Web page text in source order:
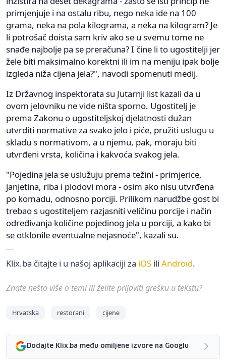
primjenjuje i na ostalu ribu, nego neka ide na 100
grama, neka na pola kilograma, a neka na kilogram? Je
li potrošač doista sam kriv ako se u svemu tome ne
snađe najbolje pa se preračuna? I čine li to ugostitelji jer
žele biti maksimalno korektni ili im na meniju ipak bolje
izgleda niža cijena jela?", navodi spomenuti medij.
Iz Državnog inspektorata su Jutarnji list kazali da u
ovom jelovniku ne vide ništa sporno. Ugostitelj je
prema Zakonu o ugostiteljskoj djelatnosti dužan
utvrditi normative za svako jelo i piće, pružiti uslugu u
skladu s normativom, a u njemu, pak, moraju biti
utvrđeni vrsta, količina i kakvoća svakog jela.
"Pojedina jela se uslužuju prema težini - primjerice,
janjetina, riba i plodovi mora - osim ako nisu utvrđena
po komadu, odnosno porciji. Prilikom narudžbe gost bi
trebao s ugostiteljem razjasniti veličinu porcije i način
određivanja količine pojedinog jela u porciji, a kako bi
se otklonile eventualne nejasnoće", kazali su.
Klix.ba čitajte i u našoj aplikaciji za iOS ili Android.
Znate nešto više o temi ili želite prijaviti grešku u tekstu?
Hrvatska restorani cijene
Dodajte Klix.ba među omiljene izvore na Googlu